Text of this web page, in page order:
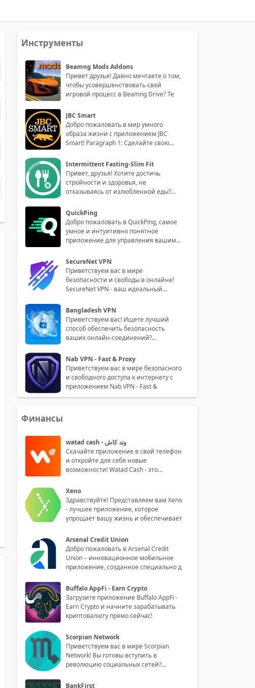
Инструменты
Beamng Mods Addons
Привет друзья! Давно мечтаете о том,
чтобы усовершенствовать свой
игровой процесс в Beamng Drive? Те
JBC Smart
Добро пожаловать в мир умного
образа жизни с приложением JBC
Smart! Paragraph 1: Сделайте свою
Intermittent Fasting-Slim Fit
Привет, друзья! Хотите достичь
стройности и здоровья, не
отказываясь от излюбленной еды?
QuickPing
Добро пожаловать в QuickPing, самое
умное и интуитивно понятное
приложение для управления вашими
SecureNet VPN
Приветствуем вас в мире
безопасности и свободы в онлайне!
SecureNet VPN - ваш идеальный
Bangladesh VPN
Приветствуем вас! Ищете лучший
способ обеспечить безопасность
ваших онлайн-соединений?
Nab VPN - Fast & Proxy
Приветствуем вас в мире безопасного
и свободного доступа к интернету с
приложением Nab VPN - Fast &
Финансы
watad cash - وتد كاش
Скачайте приложение в свой телефон
и откройте для себя новые
возможности! Watad Cash - это
Xeno
Здравствуйте! Представляем вам Xeno
- лучшее приложение, которое
упрощает вашу жизнь и обеспечивает
Arsenal Credit Union
Добро пожаловать в Arsenal Credit
Union – инновационное мобильное
приложение, созданное специально д
Buffalo AppFi - Earn Crypto
Загрузите приложение Buffalo AppFi -
Earn Crypto и начните зарабатывать
криптовалюту прямо сейчас!
Scorpian Network
Приветствуем вас в мире Scorpian
Network! Вы готовы вступить в
революцию социальных сетей?
BankFirst